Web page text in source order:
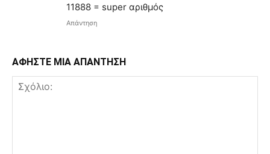
11888 = super αριθμός
Απάντηση
ΑΦΗΣΤΕ ΜΙΑ ΑΠΑΝΤΗΣΗ